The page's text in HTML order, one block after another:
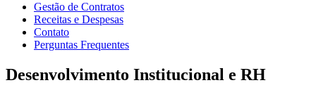
Gestão de Contratos
Receitas e Despesas
Contato
Perguntas Frequentes
Desenvolvimento Institucional e RH